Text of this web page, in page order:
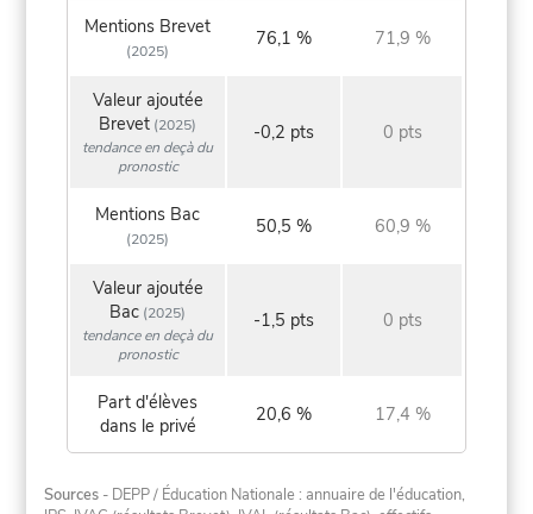
Mentions Brevet
(2025)
76,1 % 71,9 %
Valeur ajoutée
Brevet (2025)
tendance en deçà du
pronostic
-0,2 pts 0 pts
Mentions Bac
(2025)
50,5 % 60,9 %
Valeur ajoutée
Bac (2025)
tendance en deçà du
pronostic
-1,5 pts 0 pts
Part d'élèves
dans le privé
20,6 % 17,4 %
Sources - DEPP / Éducation Nationale : annuaire de l'éducation,